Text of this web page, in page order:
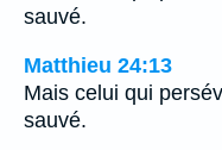
sauvé.
Matthieu 24:13
Mais celui qui
sauvé.